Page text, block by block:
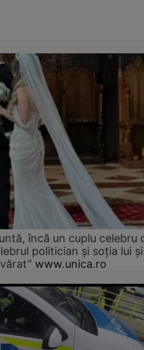
încă un cuplu celebru
politician și soția lui
www.unica.ro